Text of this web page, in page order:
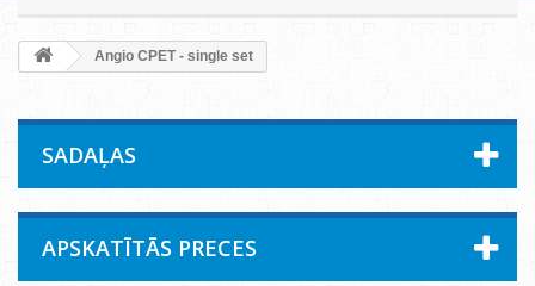
Angio CPET - single set
SADAĻAS
APSKATĪTĀS PRECES